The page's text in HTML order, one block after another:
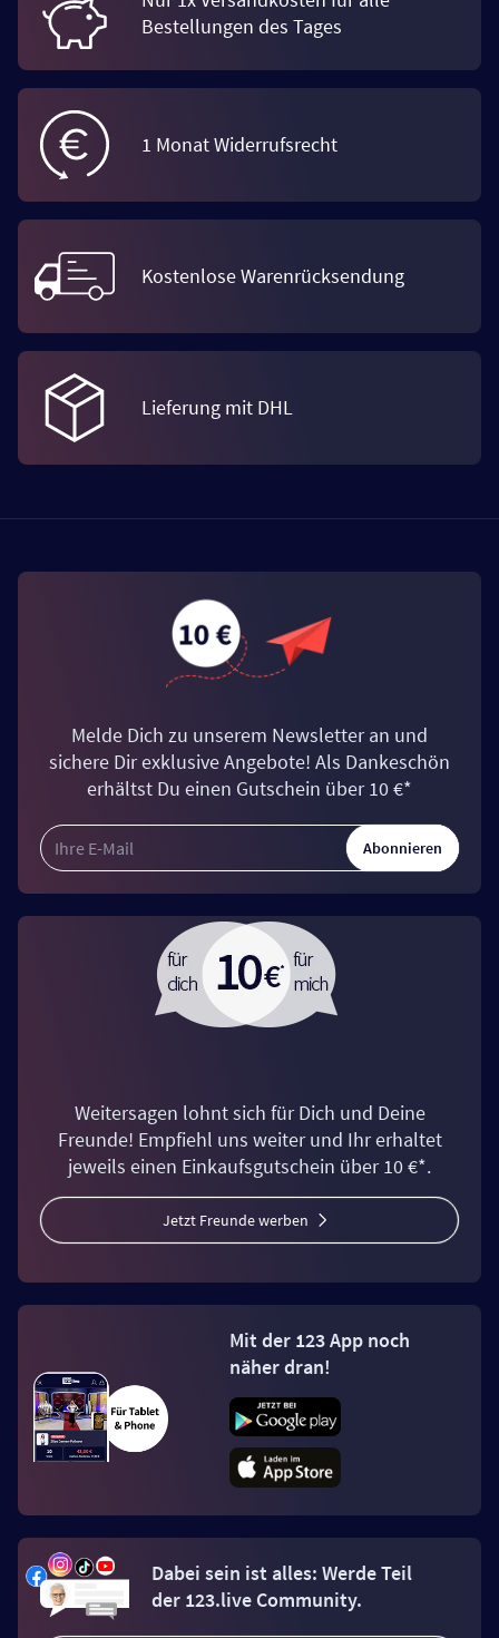
Bestellungen des Tages
1 Monat Widerrufsrecht
Kostenlose Warenrücksendung
Lieferung mit DHL
Melde Dich zu unserem Newsletter an und
sichere Dir exklusive Angebote! Als Dankeschön
erhältst Du einen Gutschein über 10 €*
Abonnieren
Weitersagen lohnt sich für Dich und Deine
Freunde! Empfiehl uns weiter und Ihr erhaltet
jeweils einen Einkaufsgutschein über 10 €*.
Jetzt Freunde werben
Mit der 123 App noch
näher dran!
Dabei sein ist alles: Werde Teil
der 123.live Community.